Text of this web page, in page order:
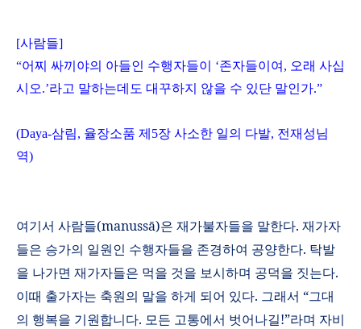
[사람들]
“어찌 싸끼야의 아들인 수행자들이 ‘존자들이여 , 오래 사십
시오.’라고 말하는데도 대꾸하지 않을 수 있단 말인가.”
(Daya-삼림, 율장소품 제 5장 사소한 일의 다발, 전재성님
역)
여기서 사람들(manussā)은 재가불자들을 말한다. 재가자
들은 승가의 일원인 수행자들을 존경하여 공양한다. 탁발
을 나가면 재가자들은 먹을 것을 보시하며 공덕을 짓는다.
이때 출가자는 축원의 말을 하게 되어 있다. 그래서 “그대
의 행복을 기원합니다. 모든 고통에서 벗어나길!”라며 자비